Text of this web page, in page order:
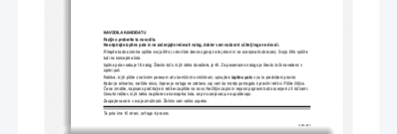
Ta pola ima 16 strani, od tega 4 prazne.
NAVODILA KANDIDATU
Pazljivo preberite ta navodila.
Ne odpirajte izpitne pole in ne začenjajte reševati nalog, dokler vam nadzorni učitelj tega ne dovoli.
Prilepite kodo oziroma vpišite svojo šifro (v okvirček desno zgoraj na tej strani in na ocenjevalni obrazec). Svojo šifro vpišite
tudi na konceptna lista.
Izpitna pola vsebuje 16 nalog. Število točk, ki jih lahko dosežete, je 40. Za posamezno nalogo je število točk navedeno v
izpitni poli.
Rešitve, ki jih pišite z nalivnim peresom ali s kemičnim svinčnikom, vpisujte v izpitno polo v za to predvideni prostor.
Kadar je smiselno, narišite skico, čeprav je naloga ne zahteva, saj vam bo morda pomagala k pravilni rešitvi. Pišite čitljivo.
Če se zmotite, napisano prečrtajte in rešitev zapišite na novo. Nečitljivi zapisi in nejasni popravki bodo ocenjeni z 0 točkami.
Osnutki rešitev, ki jih lahko napišete na konceptna lista, se pri ocenjevanju ne upoštevajo.
Zaupajte vase in v svoje zmožnosti. Želimo vam veliko uspeha.
© RIC 2013